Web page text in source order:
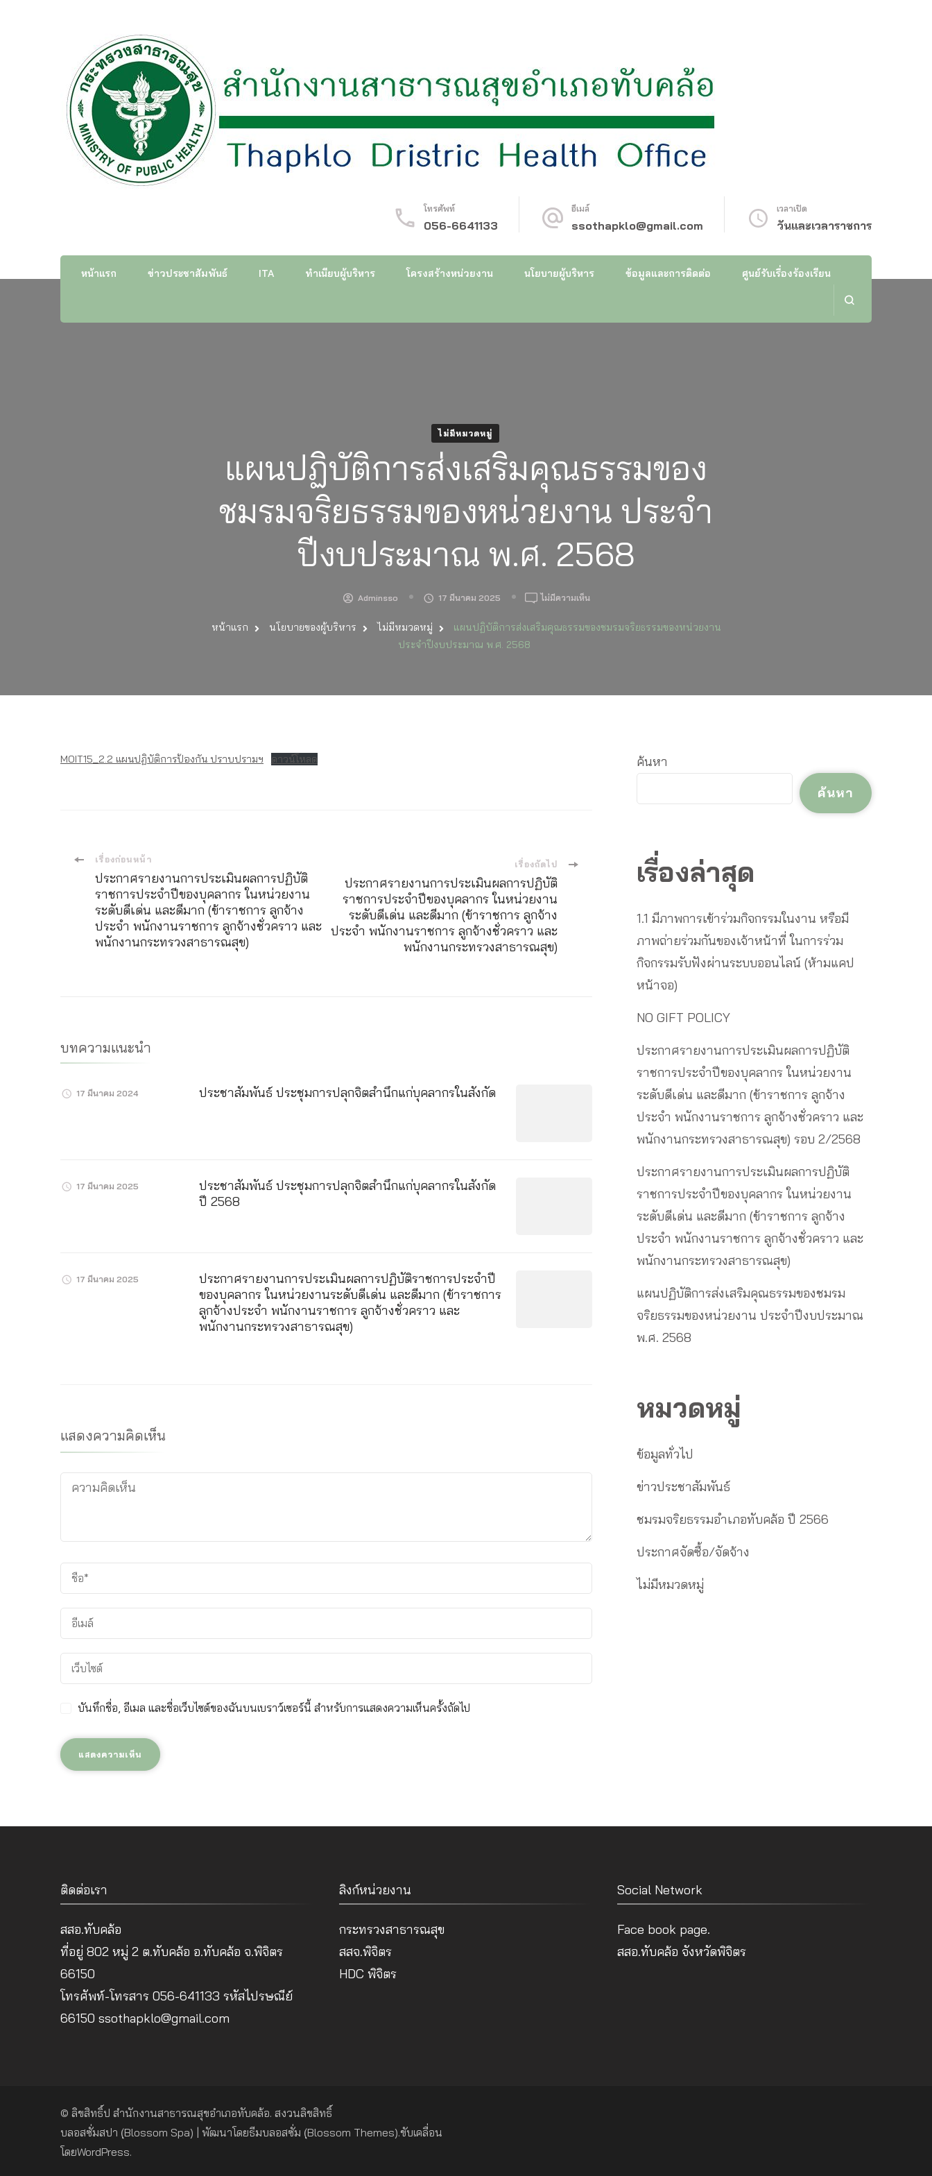
สำนักงานสาธารณสุขอำเภอทับคล้อ
โทรศัพท์
056-6641133
อีเมล์
ssothapklo@gmail.com
เวลาเปิด
วันและเวลาราชการ
หน้าแรก ข่าวประชาสัมพันธ์ ITA ทำเนียบผู้บริหาร โครงสร้างหน่วยงาน นโยบายผู้บริหาร ข้อมูลและการติดต่อ ศูนย์รับเรื่องร้องเรียน
ไม่มีหมวดหมู่
แผนปฏิบัติการส่งเสริมคุณธรรมของ
ชมรมจริยธรรมของหน่วยงาน ประจำ
ปีงบประมาณ พ.ศ. 2568
Adminsso 17 มีนาคม 2025 ไม่มีความเห็นบน
ปฏิบัติ
ปีงบประมาณ
หน้าแรก นโยบายของผู้บริหาร ไม่มีหมวดหมู่
แผนปฏิบัติการส่งเสริมคุณธรรมของชมรมจริยธรรมของหน่วยงาน
ประจำปีงบประมาณ พ.ศ. 2568
MOIT15_2.2 แผนปฏิบัติการป้องกัน ปราบปรามฯ ดาวน์โหลด
เมนู
ทาง
เรื่องก่อนหน้า
ประกาศรายงานการประเมินผลการปฏิบัติ
ราชการประจำปีของบุคลากร ในหน่วยงาน
ระดับดีเด่น และดีมาก (ข้าราชการ ลูกจ้าง
ประจำ พนักงานราชการ ลูกจ้างชั่วคราว และ
พนักงานกระทรวงสาธารณสุข)
เรื่องถัดไป
ประกาศรายงานการประเมินผลการปฏิบัติ
ราชการประจำปีของบุคลากร ในหน่วยงาน
ระดับดีเด่น และดีมาก (ข้าราชการ ลูกจ้าง
ประจำ พนักงานราชการ ลูกจ้างชั่วคราว และ
พนักงานกระทรวงสาธารณสุข)
บทความแนะนำ
17 มีนาคม 2024 ประชาสัมพันธ์ ประชุมการปลุกจิตสำนึกแก่บุคลากรในสังกัด
17 มีนาคม 2025
ประชาสัมพันธ์ ประชุมการปลุกจิตสำนึกแก่บุคลากรในสังกัด
ปี 2568
17 มีนาคม 2025
ประกาศรายงานการประเมินผลการปฏิบัติราชการประจำปี
ของบุคลากร ในหน่วยงานระดับดีเด่น และดีมาก (ข้าราชการ
ลูกจ้างประจำ พนักงานราชการ ลูกจ้างชั่วคราว และ
พนักงานกระทรวงสาธารณสุข)
แสดงความคิดเห็น
บันทึกชื่อ, อีเมล และชื่อเว็บไซต์ของฉันบนเบราว์เซอร์นี้ สำหรับการแสดงความเห็นครั้งถัดไป
ค้นหา
ค้นหา
เรื่องล่าสุด
1.1 มีภาพการเข้าร่วมกิจกรรมในงาน หรือมี
ภาพถ่ายร่วมกันของเจ้าหน้าที่ ในการร่วม
กิจกรรมรับฟังผ่านระบบออนไลน์ (ห้ามแคป
หน้าจอ)
NO GIFT POLICY
ประกาศรายงานการประเมินผลการปฏิบัติ
ราชการประจำปีของบุคลากร ในหน่วยงาน
ระดับดีเด่น และดีมาก (ข้าราชการ ลูกจ้าง
ประจำ พนักงานราชการ ลูกจ้างชั่วคราว และ
พนักงานกระทรวงสาธารณสุข) รอบ 2/2568
ประกาศรายงานการประเมินผลการปฏิบัติ
ราชการประจำปีของบุคลากร ในหน่วยงาน
ระดับดีเด่น และดีมาก (ข้าราชการ ลูกจ้าง
ประจำ พนักงานราชการ ลูกจ้างชั่วคราว และ
พนักงานกระทรวงสาธารณสุข)
แผนปฏิบัติการส่งเสริมคุณธรรมของชมรม
จริยธรรมของหน่วยงาน ประจำปีงบประมาณ
พ.ศ. 2568
หมวดหมู่
ข้อมูลทั่วไป
ข่าวประชาสัมพันธ์
ชมรมจริยธรรมอำเภอทับคล้อ ปี 2566
ประกาศจัดซื้อ/จัดจ้าง
ไม่มีหมวดหมู่
ติดต่อเรา
สสอ.ทับคล้อ
ที่อยู่ 802 หมู่ 2 ต.ทับคล้อ อ.ทับคล้อ จ.พิจิตร
66150
โทรศัพท์-โทรสาร 056-641133 รหัสไปรษณีย์
66150 ssothapklo@gmail.com
ลิงก์หน่วยงาน
กระทรวงสาธารณสุข
สสจ.พิจิตร
HDC พิจิตร
Social Network
Face book page.
สสอ.ทับคล้อ จังหวัดพิจิตร
© ลิขสิทธิ์ป สำนักงานสาธารณสุขอำเภอทับคล้อ. สงวนลิขสิทธิ์
บลอสซั่มสปา (ฺBlossom Spa) | พัฒนาโดยธีมบลอสซั่ม (ฺBlossom Themes).ขับเคลื่อน
โดยWordPress.